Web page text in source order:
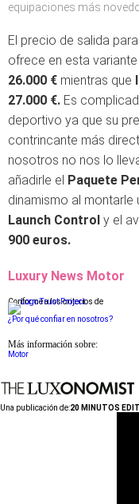
equipaciones más
El precio de salida para
ofrece en esta
26.000 € mientras que
27.000 €. Es
deportivo ya que su
contrincante más
nosotros no nos lo
añadirle el Paquete
dinamismo al montarle
Launch Control y el
900 euros.
Luxury News Motor
Conforme a los criterios de
¿Por qué confiar en nosotros?
Más información sobre:
Motor
Una publicación de:20 MINUTOS